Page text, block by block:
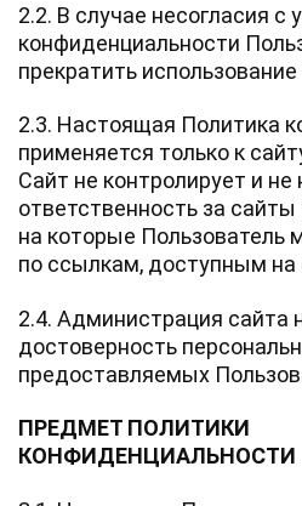
2.2. В случае несогласия с
конфиденциальности
прекратить использование
2.3. Настоящая Политика
применяется только к
Сайт не контролирует и не
ответственность за сайты
на которые Пользователь
по ссылкам, доступным на
2.4. Администрация сайта
достоверность
предоставляемых
ПРЕДМЕТ ПОЛИТИКИ
КОНФИДЕНЦИАЛЬНОСТИ